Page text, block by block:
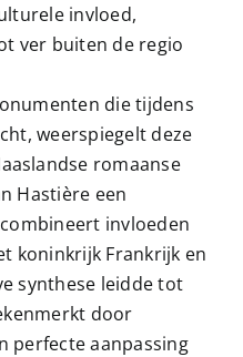
invloed,
ver buiten de regio
die tijdens
weerspiegelt deze
romaanse
Hastière een
invloeden
koninkrijk Frankrijk en
synthese leidde tot
door
perfecte aanpassing